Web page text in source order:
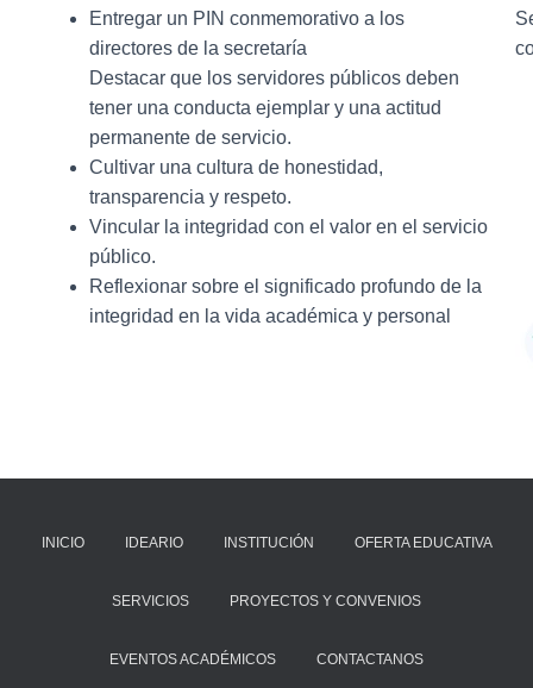
Entregar un PIN conmemorativo a los
directores de la secretaría
Destacar que los servidores públicos deben
tener una conducta ejemplar y una actitud
permanente de servicio.
Cultivar una cultura de honestidad,
transparencia y respeto.
Vincular la integridad con el valor en el servicio
público.
Reflexionar sobre el significado profundo de la
integridad en la vida académica y personal
INICIO IDEARIO INSTITUCIÓN OFERTA EDUCATIVA
SERVICIOS PROYECTOS Y CONVENIOS
EVENTOS ACADÉMICOS CONTACTANOS